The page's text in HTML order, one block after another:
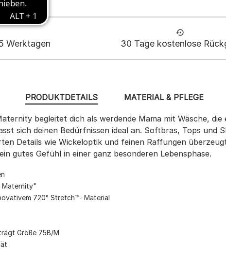
Werktagen 30 Tage kostenlose
PRODUKTDETAILS
begleitet dich als werdende Mama mit Wäsche,
sich deinen Bedürfnissen ideal an. Softbras, Tops und
Details wie Wickeloptik und feinen Raffungen
gutes Gefühl in einer ganz besonderen Lebensphase.
Maternity"
720° Stretch™- Material
Größe 75B/M
MATERIAL & PFLEGE